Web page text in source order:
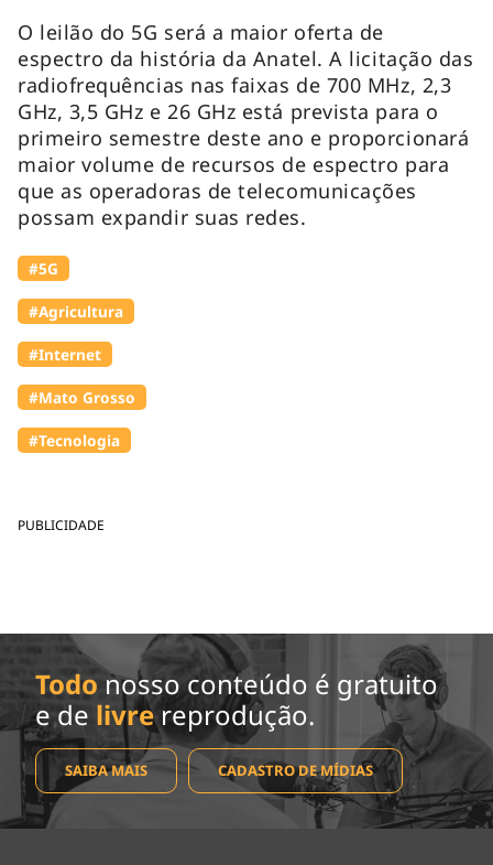
PUBLICIDADE
O leilão do 5G será a maior oferta de
espectro da história da Anatel. A licitação das
radiofrequências nas faixas de 700 MHz, 2,3
GHz, 3,5 GHz e 26 GHz está prevista para o
primeiro semestre deste ano e proporcionará
maior volume de recursos de espectro para
que as operadoras de telecomunicações
possam expandir suas redes.
#5G
#Agricultura
#Internet
#Mato Grosso
#Tecnologia
Todo nosso conteúdo é gratuito
e de livrereprodução.
SAIBA MAIS CADASTRO DE MÍDIAS